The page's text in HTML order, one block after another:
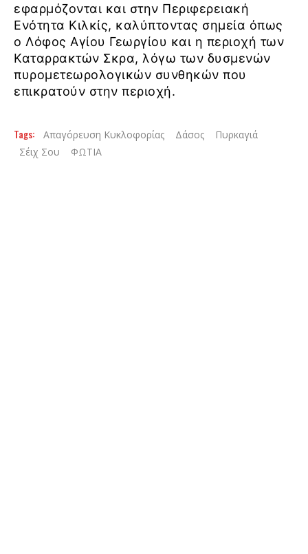
εφαρμόζονται και στην Περιφερειακή
Ενότητα Κιλκίς, καλύπτοντας σημεία όπως
ο Λόφος Αγίου Γεωργίου και η περιοχή των
Καταρρακτών Σκρα, λόγω των δυσμενών
πυρομετεωρολογικών συνθηκών που
επικρατούν στην περιοχή.
Tags: Απαγόρευση Κυκλοφορίας Δάσος
Πυρκαγιά
Σέιχ Σου
ΦΩΤΙΑ